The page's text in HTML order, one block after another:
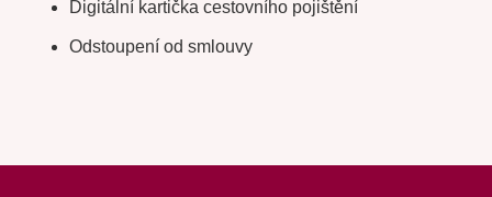
Digitální kartička cestovního pojištění
Odstoupení od smlouvy